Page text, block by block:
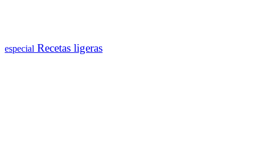
especial Recetas ligeras